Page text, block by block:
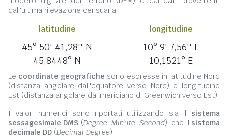
dall'ultima rilevazione censuaria.
latitudine
45° 50' 41,28'' N
45,8448° N
longitudine
10° 9' 7,56'' E
10,1521° E
Le coordinate geografiche sono espresse in latitudine Nord
(distanza angolare dall'equatore verso Nord) e longitudine
Est (distanza angolare dal meridiano di Greenwich verso Est).
I valori numerici sono riportati utilizzando sia il sistema
sessagesimale DMS (Degree, Minute, Second), che il sistema
decimale DD (Decimal Degree).